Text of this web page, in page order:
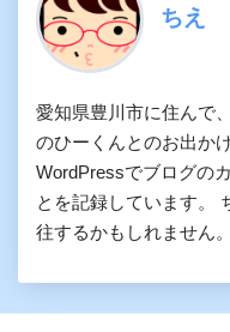
ちえ
愛知県豊川市に住んで
のひーくんとのお出か
WordPressでブログの
とを記録しています。
往するかもしれません。